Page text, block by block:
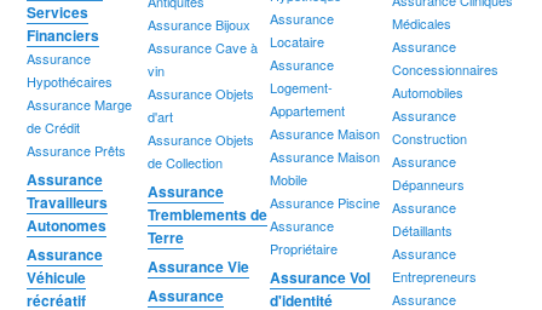
Médicales
Assurance
Concessionnaires
Automobiles
Assurance
Construction
Assurance
Dépanneurs
Assurance
Détaillants
Assurance
Entrepreneurs
Assurance
Assurance
Locataire
Assurance
Logement-
Appartement
Assurance Maison
Assurance Maison
Mobile
Assurance Piscine
Assurance
Propriétaire
Assurance Bijoux
Assurance Cave à
vin
Assurance Objets
d'art
Assurance Objets
de Collection
Services
Financiers
Assurance
Hypothécaires
Assurance Marge
de Crédit
Assurance Prêts
Assurance
Travailleurs
Autonomes
Assurance
Tremblements de
Terre
Assurance
Véhicule
récréatif
Assurance Vie
Assurance Vol
d'identité
Assurance